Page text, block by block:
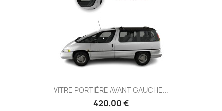
VITRE PORTIÈRE AVANT GAUCHE...
420,00 €